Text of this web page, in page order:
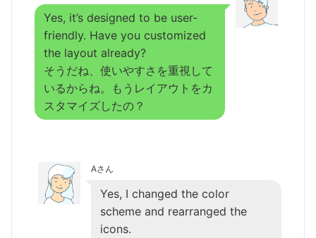
Yes, it’s designed to be user-
friendly. Have you customized
the layout already?
そうだね、使いやすさを重視して
いるからね。もうレイアウトをカ
スタマイズしたの？
Aさん
Yes, I changed the color
scheme and rearranged the
icons.